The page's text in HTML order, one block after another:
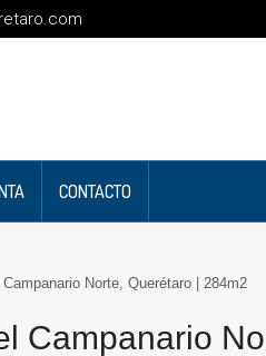
CONTACTO
Norte, Querétaro | 284m2
Campanario